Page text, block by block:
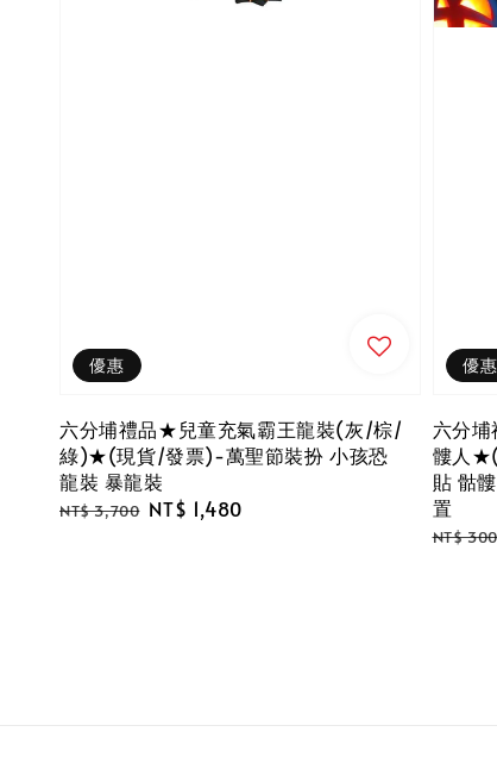
優惠
六分埔禮品★兒童充氣霸王龍裝(灰/棕/
綠)★(現貨/發票)-萬聖節裝扮 小孩恐
龍裝 暴龍裝
Regular
NT$ 3,700 Sale
NT$ 1,480
優惠
六分
髏人
貼 骷
置
Regular
NT$ 300